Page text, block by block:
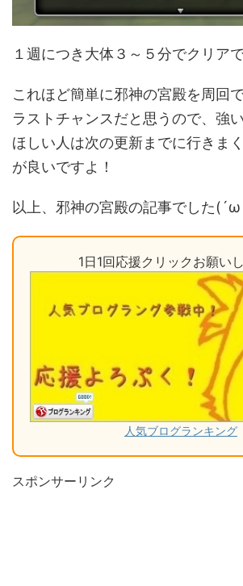
１週につき大体３～５分でクリアで
これほど簡単に邪神の宮殿を周回
ラストチャンスだと思うので、強
ほしい人は次の更新までに行きま
が良いですよ！
以上、邪神の宮殿の記事でした(´ω
1日1回応援クリックお願い
人気ブログランキング
スポンサーリンク